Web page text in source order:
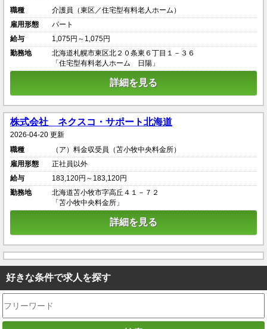
職種
介護員（東区／住宅型有料老人ホーム）
雇用形態
パート
給与
1,075円～1,075円
勤務地
北海道札幌市東区北２０条東６丁目１－３６
「住宅型有料老人ホーム 日陽」
詳細を見る
株式会社 ネクスコ・サポート北海道
2026-04-20 更新
職種
（ア）料金収受員（苫小牧中央料金所）
雇用形態
正社員以外
給与
183,120円～183,120円
勤務地
北海道苫小牧市字高丘４１－７２
「苫小牧中央料金所」
詳細を見る
好きな条件で求人を探す